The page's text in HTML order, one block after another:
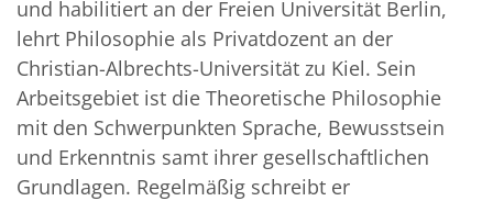
und habilitiert an der Freien Universität Berlin,
lehrt Philosophie als Privatdozent an der
Christian-Albrechts-Universität zu Kiel. Sein
Arbeitsgebiet ist die Theoretische Philosophie
mit den Schwerpunkten Sprache, Bewusstsein
und Erkenntnis samt ihrer gesellschaftlichen
Grundlagen. Regelmäßig schreibt er